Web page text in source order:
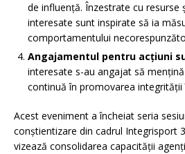
de influență. Înzestrate cu resurse
interesate sunt inspirate să ia
comportamentului
Angajamentul pentru acțiuni
interesate s-au angajat să
continuă în promovarea integrității
Acest eveniment a încheiat seria
conștientizare din cadrul Integrisport
vizează consolidarea capacității